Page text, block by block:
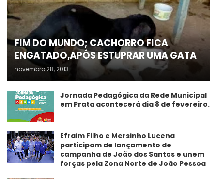
FIM DO MUNDO; CACHORRO FICA
ENGATADO,APÓS ESTUPRAR UMA GATA
novembro 28, 2013
Jornada Pedagógica da Rede Municipal
em Prata acontecerá dia 8 de fevereiro.
Efraim Filho e Mersinho Lucena
participam de lançamento de
campanha de João dos Santos e unem
forças pela Zona Norte de João Pessoa